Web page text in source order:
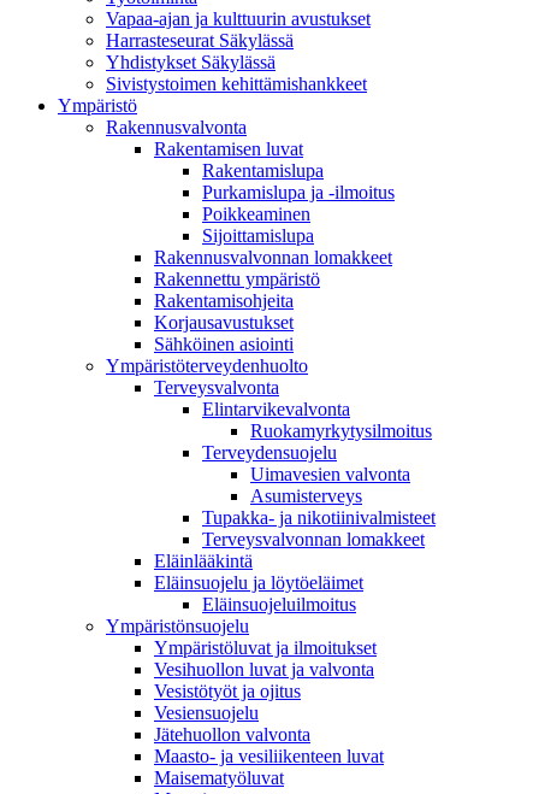
Vapaa-ajan ja kulttuurin avustukset
Harrasteseurat Säkylässä
Yhdistykset Säkylässä
Sivistystoimen kehittämishankkeet
Ympä­ristö
Rakennusvalvonta
Rakentamisen luvat
Rakentamislupa
Purkamislupa ja -ilmoitus
Poikkeaminen
Sijoittamislupa
Rakennusvalvonnan lomakkeet
Rakennettu ympäristö
Rakentamisohjeita
Korjausavustukset
Sähköinen asiointi
Ympäristöterveydenhuolto
Terveysvalvonta
Elintarvikevalvonta
Ruokamyrkytysilmoitus
Terveydensuojelu
Uimavesien valvonta
Asumisterveys
Tupakka- ja nikotiinivalmisteet
Terveysvalvonnan lomakkeet
Eläinlääkintä
Eläinsuojelu ja löytöeläimet
Eläinsuojeluilmoitus
Ympäristönsuojelu
Ympäristöluvat ja ilmoitukset
Vesihuollon luvat ja valvonta
Vesistötyöt ja ojitus
Vesiensuojelu
Jätehuollon valvonta
Maasto- ja vesiliikenteen luvat
Maisematyöluvat